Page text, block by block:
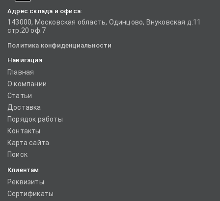
Адрес склада и офиса:
143000, Московская область, Одинцово, Внуковская д.11
стр.20 оф.7
Политика конфиденциальности
Навигация
Главная
О компании
Статьи
Доставка
Порядок работы
Контакты
Карта сайта
Поиск
Клиентам
Реквизиты
Сертификаты